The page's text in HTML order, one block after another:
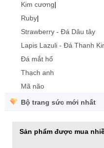
Kim cương|
Ruby|
Strawberry - Đá Dâu tây
Lapis Lazuli - Đá Thanh
Đá mắt hổ
Thạch anh
Mã não
Bộ trang sức mới nhất
Sản phẩm được mua